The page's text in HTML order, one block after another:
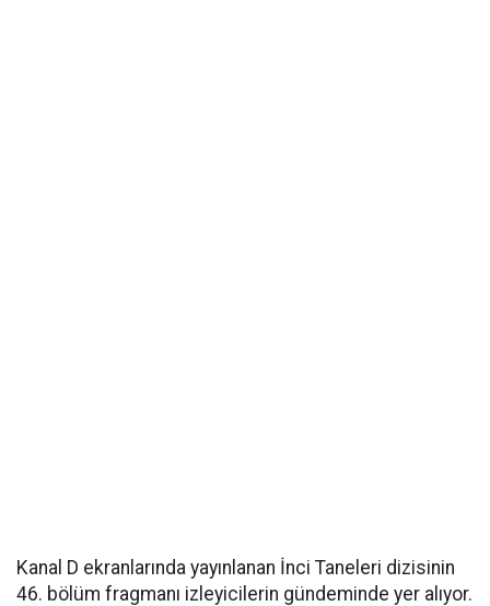
Kanal D ekranlarında yayınlanan İnci Taneleri dizisinin
46. bölüm fragmanı izleyicilerin gündeminde yer alıyor.